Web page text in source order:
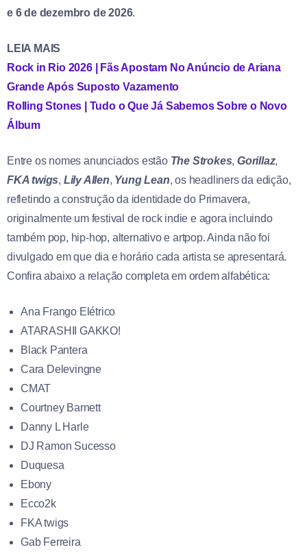
e 6 de dezembro de 2026.
LEIA MAIS
Rock in Rio 2026 | Fãs Apostam No Anúncio de Ariana
Grande Após Suposto Vazamento
Rolling Stones | Tudo o Que Já Sabemos Sobre o Novo
Álbum
Entre os nomes anunciados estão The Strokes,Gorillaz,
FKA twigs, Lily Allen, Yung Lean, os headliners da edição,
refletindo a construção da identidade do Primavera,
originalmente um festival de rock indie e agora incluindo
também pop, hip-hop, alternativo e artpop. Ainda não foi
divulgado em que dia e horário cada artista se apresentará.
Confira abaixo a relação completa em ordem alfabética:
Ana Frango Elétrico
ATARASHII GAKKO!
Black Pantera
Cara Delevingne
CMAT
Courtney Barnett
Danny L Harle
DJ Ramon Sucesso
Duquesa
Ebony
Ecco2k
FKA twigs
Gab Ferreira